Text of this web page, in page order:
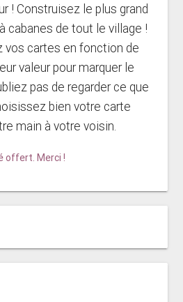
! Construisez le plus grand
cabanes de tout le village !
vos cartes en fonction de
valeur pour marquer le
pas de regarder ce que
bien votre carte
main à votre voisin.
offert. Merci !